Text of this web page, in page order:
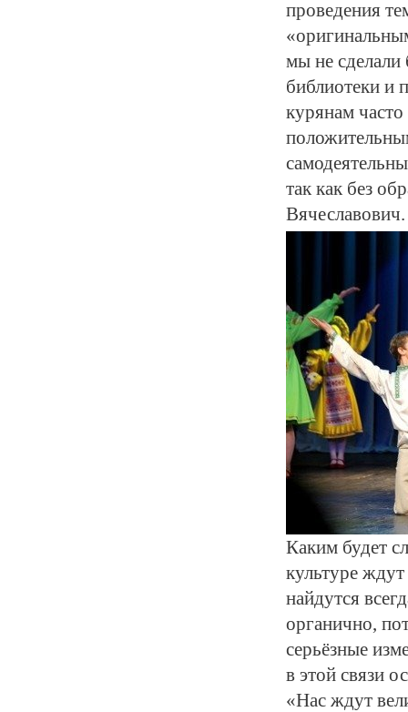
проведения
мы не сделали
библиотеки и
курянам
так как без
Вячеславович.
Каким будет
культуре
найдутся
органично,
серьёзные
в этой связи
«Нас ждут